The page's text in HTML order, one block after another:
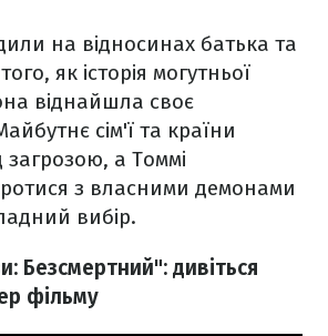
на відносинах батька та
як історія могутньої
віднайшла своє
сім'ї та країни
а Томмі
з власними демонами
вибір.
Безсмертний": дивіться
фільму